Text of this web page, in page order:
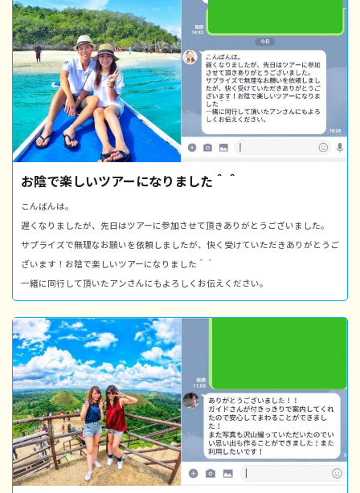
お陰で楽しいツアーになりました＾＾
こんばんは。
遅くなりましたが、先日はツアーに参加させて頂きありがとうございました。
サプライズで無理なお願いを依頼しましたが、快く受けていただきありがとうご
ざいます！お陰で楽しいツアーになりました＾＾
一緒に同行して頂いたアンさんにもよろしくお伝えください。